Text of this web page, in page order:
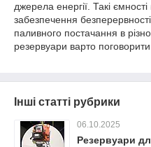
джерела енергії. Такі
забезпечення
паливного постачання в
резервуари варто
Інші статті рубрики
06.10.2025
Резервуари